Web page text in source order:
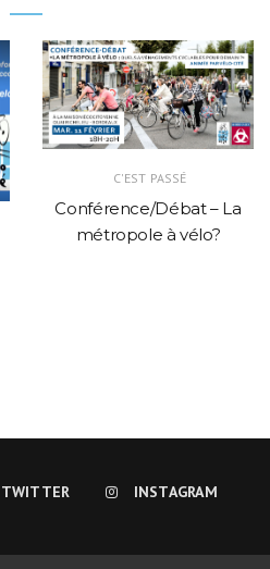
C'EST PASSÉ
Conférence/Débat – La
métropole à vélo?
TWITTER INSTAGRAM